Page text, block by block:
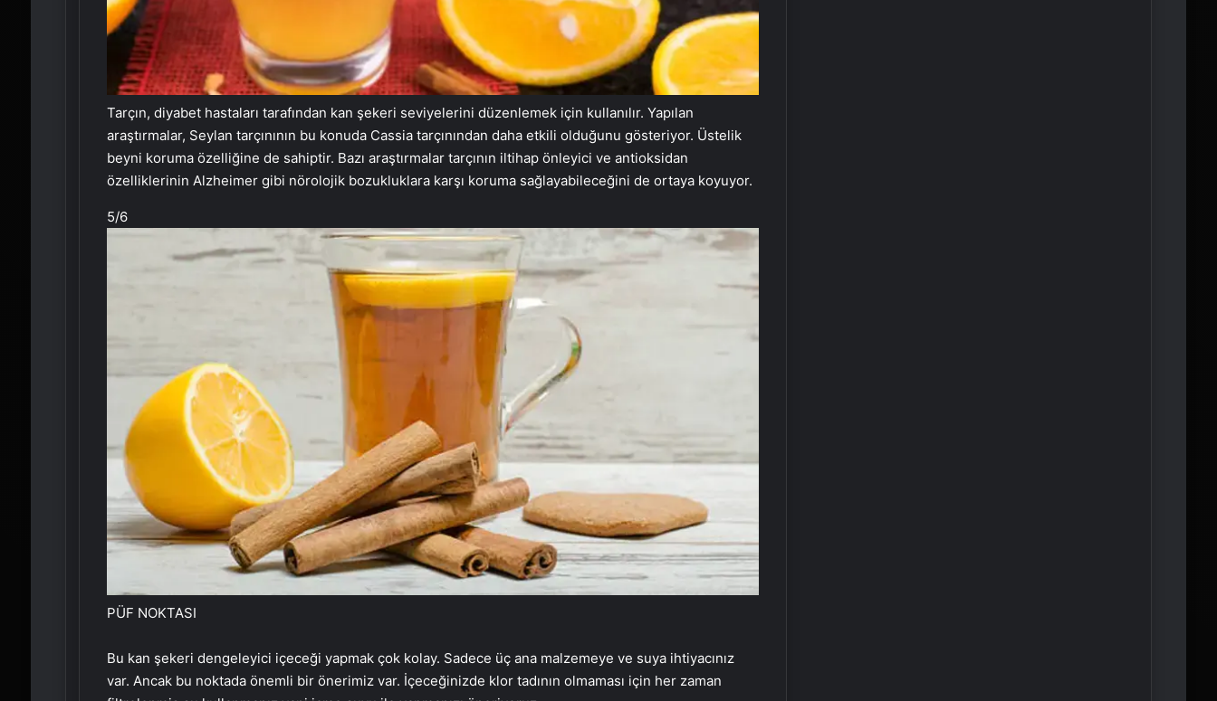
Tarçın, diyabet hastaları tarafından kan şekeri seviyelerini düzenlemek için kullanılır. Yapılan
araştırmalar, Seylan tarçınının bu konuda Cassia tarçınından daha etkili olduğunu gösteriyor. Üstelik
beyni koruma özelliğine de sahiptir. Bazı araştırmalar tarçının iltihap önleyici ve antioksidan
özelliklerinin Alzheimer gibi nörolojik bozukluklara karşı koruma sağlayabileceğini de ortaya koyuyor.
5/6
PÜF NOKTASI
Bu kan şekeri dengeleyici içeceği yapmak çok kolay. Sadece üç ana malzemeye ve suya ihtiyacınız
var. Ancak bu noktada önemli bir önerimiz var. İçeceğinizde klor tadının olmaması için her zaman